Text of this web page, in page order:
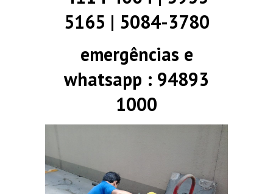
5165 | 5084-3780
emergências e
whatsapp : 94893
1000